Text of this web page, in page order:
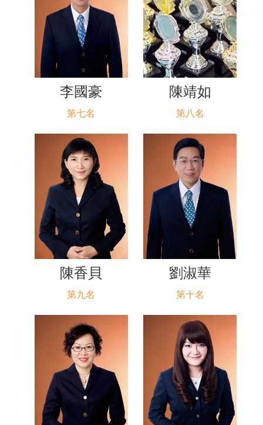
李國豪
第七名
陳靖如
第八名
陳香貝
第九名
劉淑華
第十名